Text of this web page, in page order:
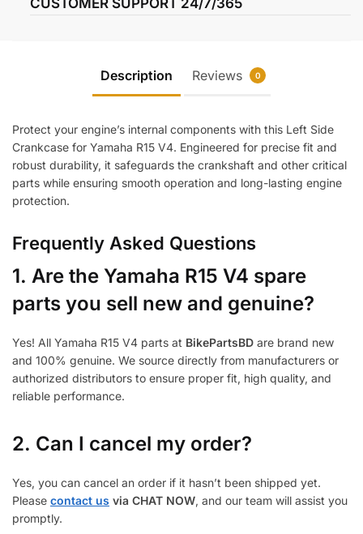
Description Reviews 0
Protect your engine’s internal components with this Left Side
Crankcase for Yamaha R15 V4. Engineered for precise fit and
robust durability, it safeguards the crankshaft and other critical
parts while ensuring smooth operation and long-lasting engine
protection.
Frequently Asked Questions
1. Are the Yamaha R15 V4 spare
parts you sell new and genuine?
Yes! All Yamaha R15 V4 parts at BikePartsBD are brand new
and 100% genuine. We source directly from manufacturers or
authorized distributors to ensure proper fit, high quality, and
reliable performance.
2. Can I cancel my order?
Yes, you can cancel an order if it hasn’t been shipped yet.
Please contact us via CHAT NOW, and our team will assist you
promptly.